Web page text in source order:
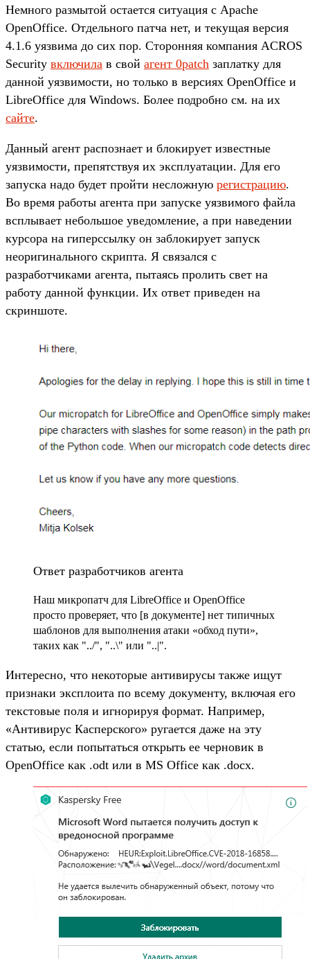
Немного размытой остается ситуация с Apache
OpenOffice. Отдельного патча нет, и текущая версия
4.1.6 уязвима до сих пор. Сторонняя компания ACROS
Security включила в свой агент 0patch заплатку для
данной уязвимости, но только в версиях OpenOffice и
LibreOffice для Windows. Более подробно см. на их
сайте.
Данный агент распознает и блокирует известные
уязвимости, препятствуя их эксплуатации. Для его
запуска надо будет пройти несложную регистрацию.
Во время работы агента при запуске уязвимого файла
всплывает небольшое уведомление, а при наведении
курсора на гиперссылку он заблокирует запуск
неоригинального скрипта. Я связался с
разработчиками агента, пытаясь пролить свет на
работу данной функции. Их ответ приведен на
скриншоте.
Ответ разработчиков агента
Наш микропатч для LibreOffice и OpenOffice
просто проверяет, что [в документе] нет типичных
шаблонов для выполнения атаки «обход пути»,
таких как "../", "..\" или "..|".
Интересно, что некоторые антивирусы также ищут
признаки эксплоита по всему документу, включая его
текстовые поля и игнорируя формат. Например,
«Антивирус Касперского» ругается даже на эту
статью, если попытаться открыть ее черновик в
OpenOffice как .odt или в MS Office как .docx.